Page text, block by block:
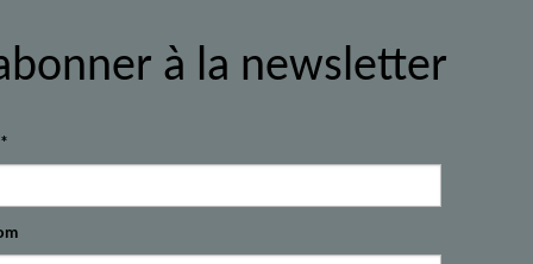
à la newsletter